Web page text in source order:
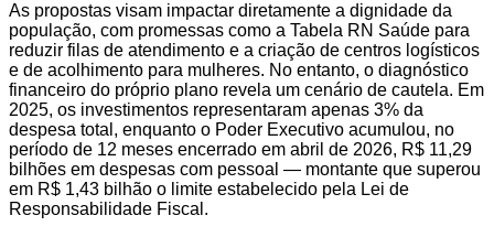
As propostas visam impactar diretamente a dignidade da
população, com promessas como a Tabela RN Saúde para
reduzir filas de atendimento e a criação de centros logísticos
e de acolhimento para mulheres. No entanto, o diagnóstico
financeiro do próprio plano revela um cenário de cautela. Em
2025, os investimentos representaram apenas 3% da
despesa total, enquanto o Poder Executivo acumulou, no
período de 12 meses encerrado em abril de 2026, R$ 11,29
bilhões em despesas com pessoal — montante que superou
em R$ 1,43 bilhão o limite estabelecido pela Lei de
Responsabilidade Fiscal.